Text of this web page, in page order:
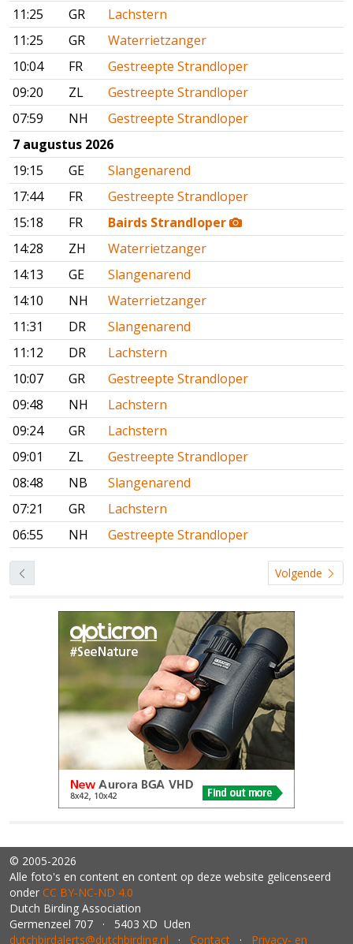
11:25
GR
Lachstern
11:25
GR
Waterrietzanger
10:04
FR
Gestreepte Strandloper
09:20
ZL
Gestreepte Strandloper
07:59
NH
Gestreepte Strandloper
7 augustus 2026
19:15
GE
Slangenarend
17:44
FR
Gestreepte Strandloper
15:18
FR
Bairds Strandloper
14:28
ZH
Waterrietzanger
14:13
GE
Slangenarend
14:10
NH
Waterrietzanger
11:31
DR
Slangenarend
11:12
DR
Lachstern
10:07
GR
Gestreepte Strandloper
09:48
NH
Lachstern
09:24
GR
Lachstern
09:01
ZL
Gestreepte Strandloper
08:48
NB
Slangenarend
07:21
GR
Lachstern
06:55
NH Gestreepte Strandloper
Volgende
© 2005-2026
Alle foto's en content en content op deze website gelicenseerd
onder CC BY‑NC‑ND 4.0
Dutch Birding Association
Germenzeel 707 · 5403 XD Uden
dutchbirdalerts@dutchbirding.nl · Contact · Privacy- en